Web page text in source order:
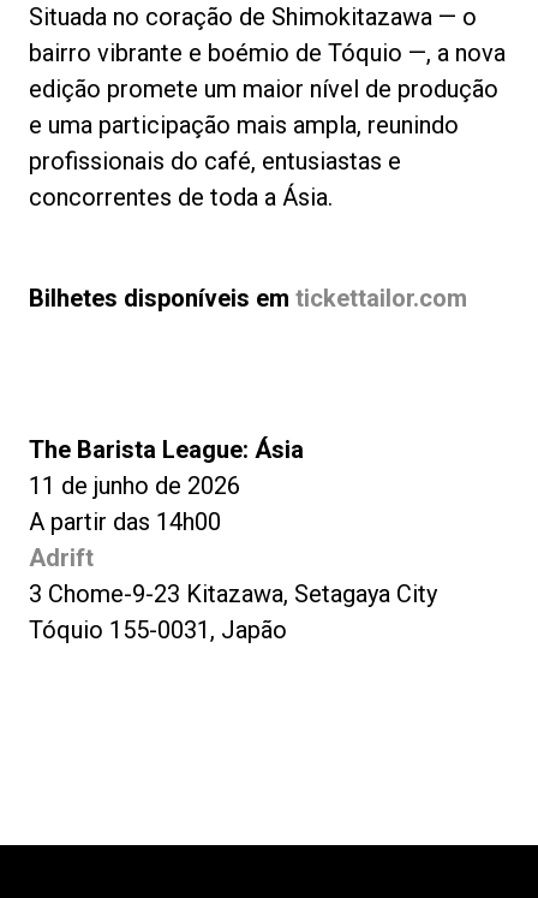
Situada no coração de Shimokitazawa — o
bairro vibrante e boémio de Tóquio —, a nova
edição promete um maior nível de produção
e uma participação mais ampla, reunindo
profissionais do café, entusiastas e
concorrentes de toda a Ásia.
Bilhetes disponíveis em tickettailor.com
The Barista League: Ásia
11 de junho de 2026
A partir das 14h00
Adrift
3 Chome-9-23 Kitazawa, Setagaya City
Tóquio 155-0031, Japão